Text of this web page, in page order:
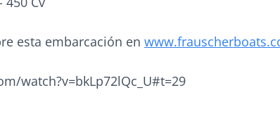
esta embarcación en
watch?v=bkLp72lQc_U#t=29